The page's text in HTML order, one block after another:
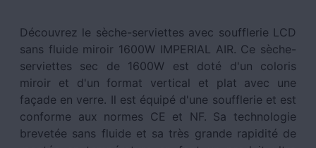
Découvrez le sèche-serviettes avec soufflerie LCD
sans fluide miroir 1600W IMPERIAL AIR. Ce sèche-
serviettes sec de 1600W est doté d'un coloris
miroir et d'un format vertical et plat avec une
façade en verre. Il est équipé d'une soufflerie et est
conforme aux normes CE et NF. Sa technologie
brevetée sans fluide et sa très grande rapidité de